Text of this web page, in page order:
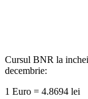
Cursul BNR la
decembrie:
1 Euro = 4.8694 lei